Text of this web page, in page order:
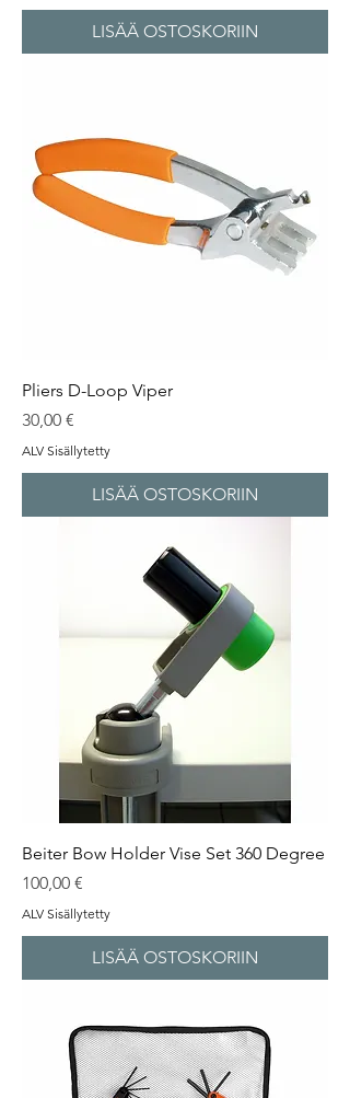
LISÄÄ OSTOSKORIIN
Pliers D-Loop Viper
Hinta
30,00 €
ALV Sisällytetty
LISÄÄ OSTOSKORIIN
Beiter Bow Holder Vise Set 360 Degree
Hinta
100,00 €
ALV Sisällytetty
LISÄÄ OSTOSKORIIN